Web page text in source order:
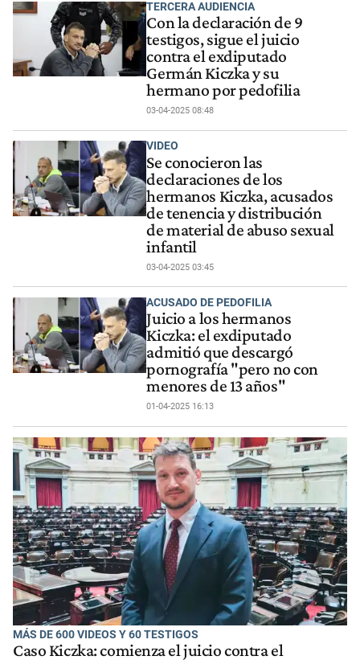
TERCERA AUDIENCIA
Con la declaración de 9
testigos, sigue el juicio
contra el exdiputado
Germán Kiczka y su
hermano por pedofilia
03-04-2025 08:48
VIDEO
Se conocieron las
declaraciones de los
hermanos Kiczka, acusados
de tenencia y distribución
de material de abuso sexual
infantil
03-04-2025 03:45
ACUSADO DE PEDOFILIA
Juicio a los hermanos
Kiczka: el exdiputado
admitió que descargó
pornografía "pero no con
menores de 13 años"
01-04-2025 16:13
MÁS DE 600 VIDEOS Y 60 TESTIGOS
Caso Kiczka: comienza el juicio contra el